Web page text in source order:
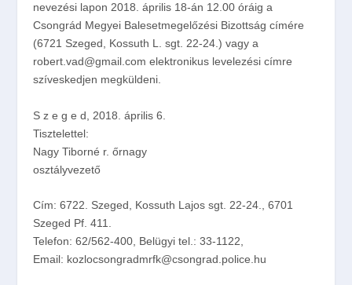
nevezési lapon 2018. április 18-án 12.00 óráig a
Csongrád Megyei Balesetmegelőzési Bizottság címére
(6721 Szeged, Kossuth L. sgt. 22-24.) vagy a
robert.vad@gmail.com elektronikus levelezési címre
szíveskedjen megküldeni.
S z e g e d, 2018. április 6.
Tisztelettel:
Nagy Tiborné r. őrnagy
osztályvezető
Cím: 6722. Szeged, Kossuth Lajos sgt. 22-24., 6701
Szeged Pf. 411.
Telefon: 62/562-400, Belügyi tel.: 33-1122,
Email: kozlocsongradmrfk@csongrad.police.hu